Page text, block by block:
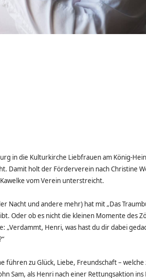
in die Kulturkirche Liebfrauen am König-
Damit holt der Förderverein nach Christine
vom Verein unterstreicht.
Nacht und andere mehr) hat mit „Das
Oder ob es nicht die kleinen Momente des
Henri, was hast du dir dabei
führen zu Glück, Liebe, Freundschaft –
Sam, als Henri nach einer Rettungsaktion